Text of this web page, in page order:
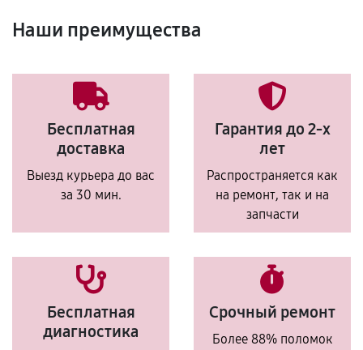
Наши преимущества
Бесплатная
доставка
Выезд курьера до вас
за 30 мин.
Гарантия до 2-х
лет
Распространяется как
на ремонт, так и на
запчасти
Бесплатная
диагностика
Срочный ремонт
Более 88% поломок